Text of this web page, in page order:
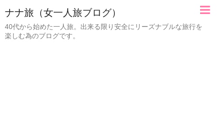
ナナ旅（女一人旅ブログ）
40代から始めた一人旅。出来る限り安全にリーズナブルな旅行を
楽しむ為のブログです。